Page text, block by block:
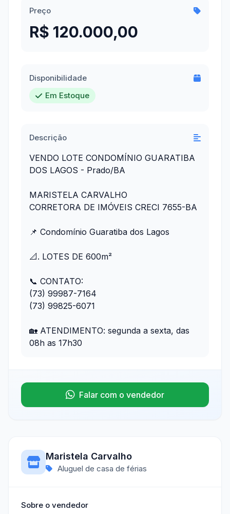
Preço
R$ 120.000,00
Disponibilidade
Em Estoque
Descrição
VENDO LOTE CONDOMÍNIO GUARATIBA
DOS LAGOS - Prado/BA
MARISTELA CARVALHO
CORRETORA DE IMÓVEIS CRECI 7655-BA
📌 Condomínio Guaratiba dos Lagos
📐. LOTES DE 600m²
📞 CONTATO:
(73) 99987-7164
(73) 99825-6071
🏡 ATENDIMENTO: segunda a sexta, das
08h as 17h30
Falar com o vendedor
Maristela Carvalho
Aluguel de casa de férias
Sobre o vendedor